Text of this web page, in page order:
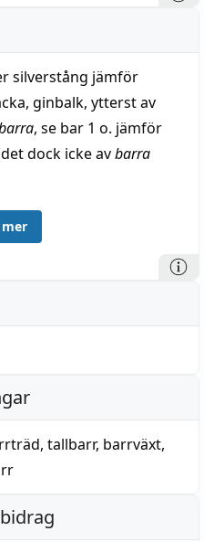
silverstång jämför
ginbalk, ytterst av
, se bar 1 o. jämför
dock icke avbarra
, av urgermanska
flera ord med en
eller skrovligt.
nog även fornisländska
mer
, tallbarr, barrväxt,